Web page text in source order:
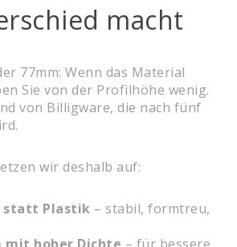
macht
77mm: Wenn das Material
Sie von der Profilhöhe wenig.
von Billigware, die nach fünf
wir deshalb auf:
statt Plastik – stabil, formtreu,